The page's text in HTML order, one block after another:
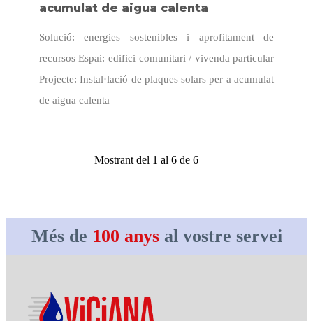
acumulat de aigua calenta
Solució: energies sostenibles i aprofitament de
recursos Espai: edifici comunitari / vivenda particular
Projecte: Instal·lació de plaques solars per a acumulat
de aigua calenta
Mostrant del 1 al 6 de 6
Més de 100 anys al vostre servei